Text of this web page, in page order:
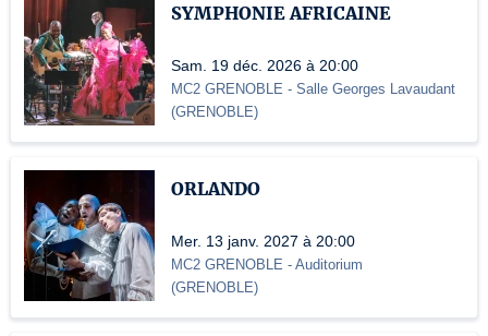
SYMPHONIE AFRICAINE
Sam. 19 déc. 2026 à 20:00
MC2 GRENOBLE - Salle Georges Lavaudant
(GRENOBLE)
ORLANDO
Mer. 13 janv. 2027 à 20:00
MC2 GRENOBLE - Auditorium
(GRENOBLE)